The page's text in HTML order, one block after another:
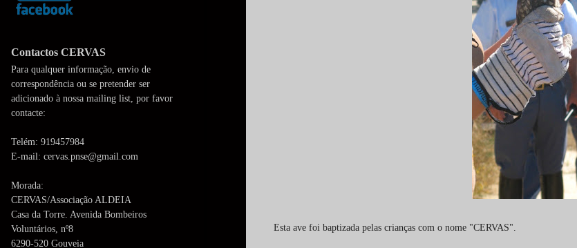
Esta ave foi baptizada pelas crianças com o nome "CERVAS".
Contactos CERVAS
Para qualquer informação, envio de
correspondência ou se pretender ser
adicionado à nossa mailing list, por favor
contacte:
Telém: 919457984
E-mail: cervas.pnse@gmail.com
Morada:
CERVAS/Associação ALDEIA
Casa da Torre. Avenida Bombeiros
Voluntários, nº8
6290-520 Gouveia